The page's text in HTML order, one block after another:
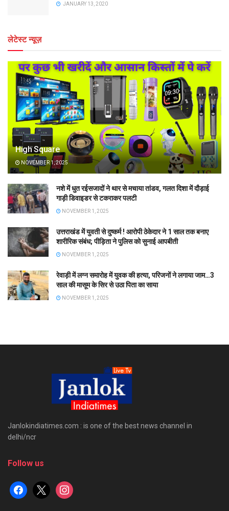
JANUARY 13, 2020
लेटेस्ट न्यूज़
High Square
NOVEMBER 1, 2025
नशे में धुत रईसजादों ने थार से मचाया तांडव, गलत दिशा में दौड़ाई
गाड़ी डिवाइडर से टकराकर पलटी
NOVEMBER 1, 2025
उत्तराखंड में युवती से दुष्कर्म ! आरोपी ठेकेदार ने 1 साल तक बनाए
शारीरिक संबंध; पीड़िता ने पुलिस को सुनाई आपबीती
NOVEMBER 1, 2025
रेवाड़ी में लग्न समारोह में युवक की हत्या, परिजनों ने लगाया जाम…3
साल की मासूम के सिर से उठा पिता का साया
NOVEMBER 1, 2025
Janlokindiatimes.com : is one of the best news channel in
delhi/ncr
Follow us
facebook
x instagram